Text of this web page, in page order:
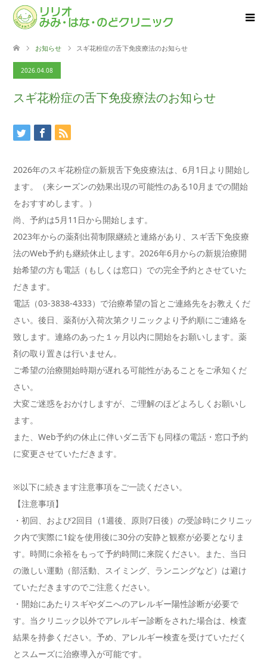
お知らせ スギ花粉症の舌下免疫療法のお知らせ
2026.04.08
スギ花粉症の舌下免疫療法のお知らせ
2026年のスギ花粉症の新規舌下免疫療法は、6月1日より開始し
ます。（来シーズンの効果出現の可能性のある10月までの開始
をおすすめします。）
尚、予約は5月11日から開始します。
2023年からの薬剤出荷制限継続と連絡があり、スギ舌下免疫療
法のWeb予約も継続休止します。2026年6月からの新規治療開
始希望の方も電話（もしくは窓口）での完全予約とさせていた
だきます。
電話（03-3838-4333）で治療希望の旨とご連絡先をお教えくだ
さい。後日、薬剤が入荷次第クリニックより予約順にご連絡を
致します。連絡のあった１ヶ月以内に開始をお願いします。薬
剤の取り置きは行いません。
ご希望の治療開始時期が遅れる可能性があることをご承知くだ
さい。
大変ご迷惑をおかけしますが、ご理解のほどよろしくお願いし
ます。
また、Web予約の休止に伴いダニ舌下も同様の電話・窓口予約
に変更させていただきます。
※以下に続きます注意事項をご一読ください。
【注意事項】
・初回、および2回目（1週後、原則7日後）の受診時にクリニッ
ク内で実際に1錠を使用後に30分の安静と観察が必要となりま
す。時間に余裕をもって予約時間に来院ください。また、当日
の激しい運動（部活動、スイミング、ランニングなど）は避け
ていただきますのでご注意ください。
・開始にあたりスギやダニへのアレルギー陽性診断が必要で
す。当クリニック以外でアレルギー診断をされた場合は、検査
結果を持参ください。予め、アレルギー検査を受けていただく
とスムーズに治療導入が可能です。